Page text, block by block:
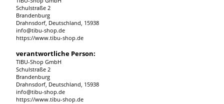
Schulstraße 2
Brandenburg
Drahnsdorf, Deutschland, 15938
info@tibu-shop.de
https://www.tibu-shop.de
verantwortliche Person:
TIBU-Shop GmbH
Schulstraße 2
Brandenburg
Drahnsdorf, Deutschland, 15938
info@tibu-shop.de
https://www.tibu-shop.de